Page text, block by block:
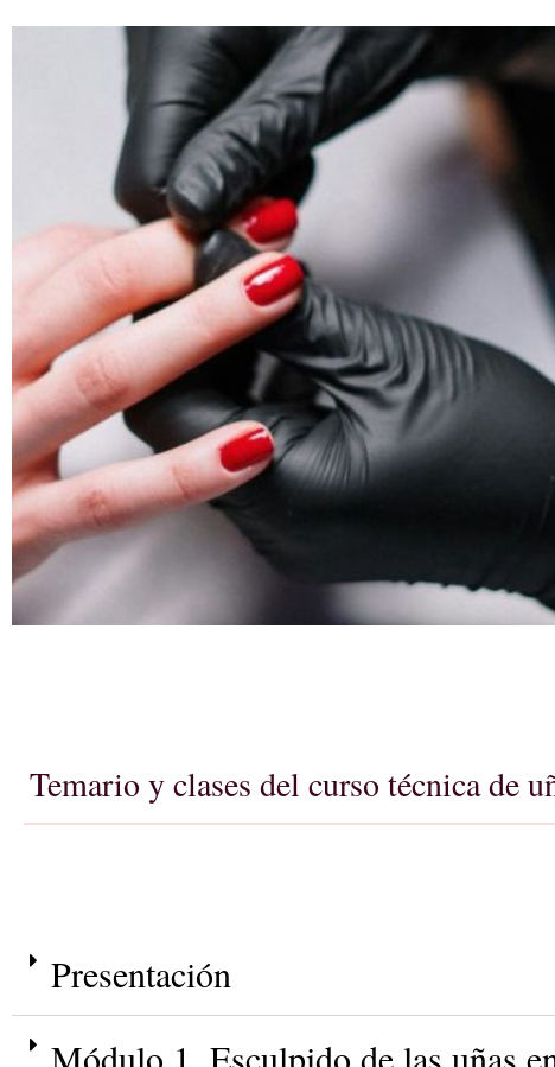
Temario y clases del curso técnica de
Presentación